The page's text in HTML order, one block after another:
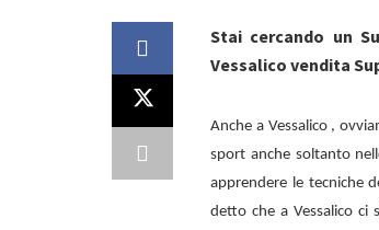
Stai cercando un
Vessalico vendita
Anche a Vessalico ,
sport anche soltanto
apprendere le tecniche
detto che aVessalico